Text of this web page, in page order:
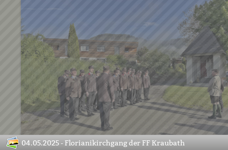
04.05.2025 - Florianikirchgang der FF Kraubath